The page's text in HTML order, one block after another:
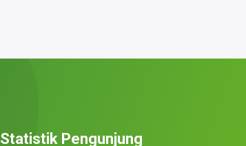
Statistik Pengunjung